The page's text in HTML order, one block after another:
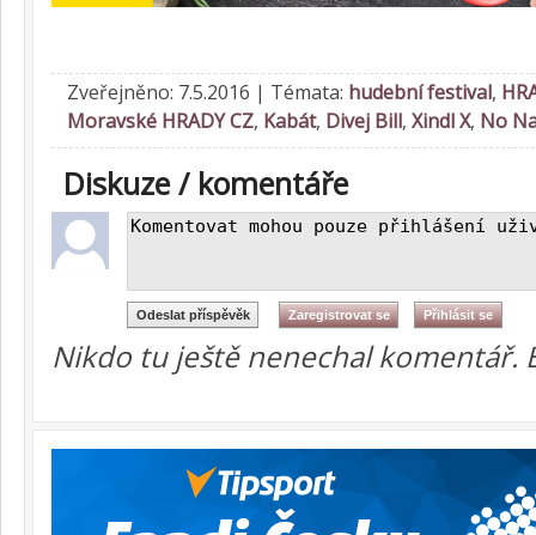
Zveřejněno: 7.5.2016 | Témata: hudební festival,
Moravské HRADY CZ, Kabát, Divej Bill, Xindl X, No
Diskuze / komentáře
Nikdo tu ještě nenechal komentář.